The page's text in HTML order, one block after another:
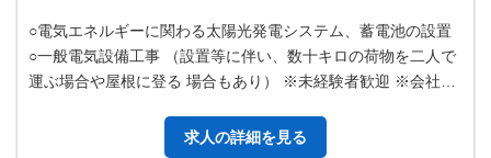
○電気エネルギーに関わる太陽光発電システム、蓄電池の設置
○一般電気設備工事 （設置等に伴い、数十キロの荷物を二人で
運ぶ場合や屋根に登る 場合もあり） ※未経験者歓迎 ※会社負
求人の詳細を見る